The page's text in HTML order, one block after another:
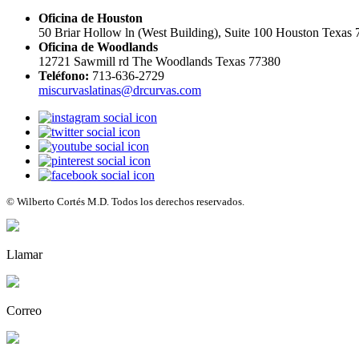
Oficina de Houston
50 Briar Hollow ln (West Building), Suite 100 Houston Texas
Oficina de Woodlands
12721 Sawmill rd The Woodlands Texas 77380
Teléfono: 713-636-2729
miscurvaslatinas@drcurvas.com
© Wilberto Cortés M.D. Todos los derechos reservados.
Llamar
Correo